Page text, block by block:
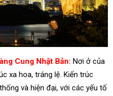
Cung Nhật Bản: Nơi ở của
xa hoa, tráng lệ. Kiến trúc
và hiện đại, với các yếu tố